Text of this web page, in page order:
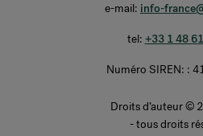
e-mail: info-
tel: +33 1 48
Numéro SIREN: :
Droits d’auteur ©
- tous droits